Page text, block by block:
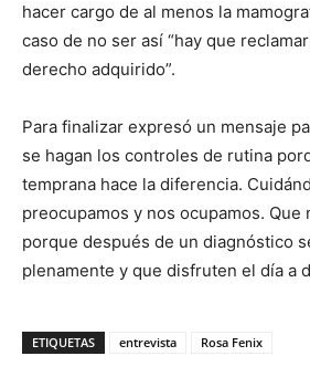
hacer cargo de al menos la
caso de no ser así “hay que
derecho adquirido”.
Para finalizar expresó un mensaje
se hagan los controles de rutina
temprana hace la diferencia.
preocupamos y nos ocupamos. Que
porque después de un diagnóstico
plenamente y que disfruten el
ETIQUETAS entrevista Rosa Fenix